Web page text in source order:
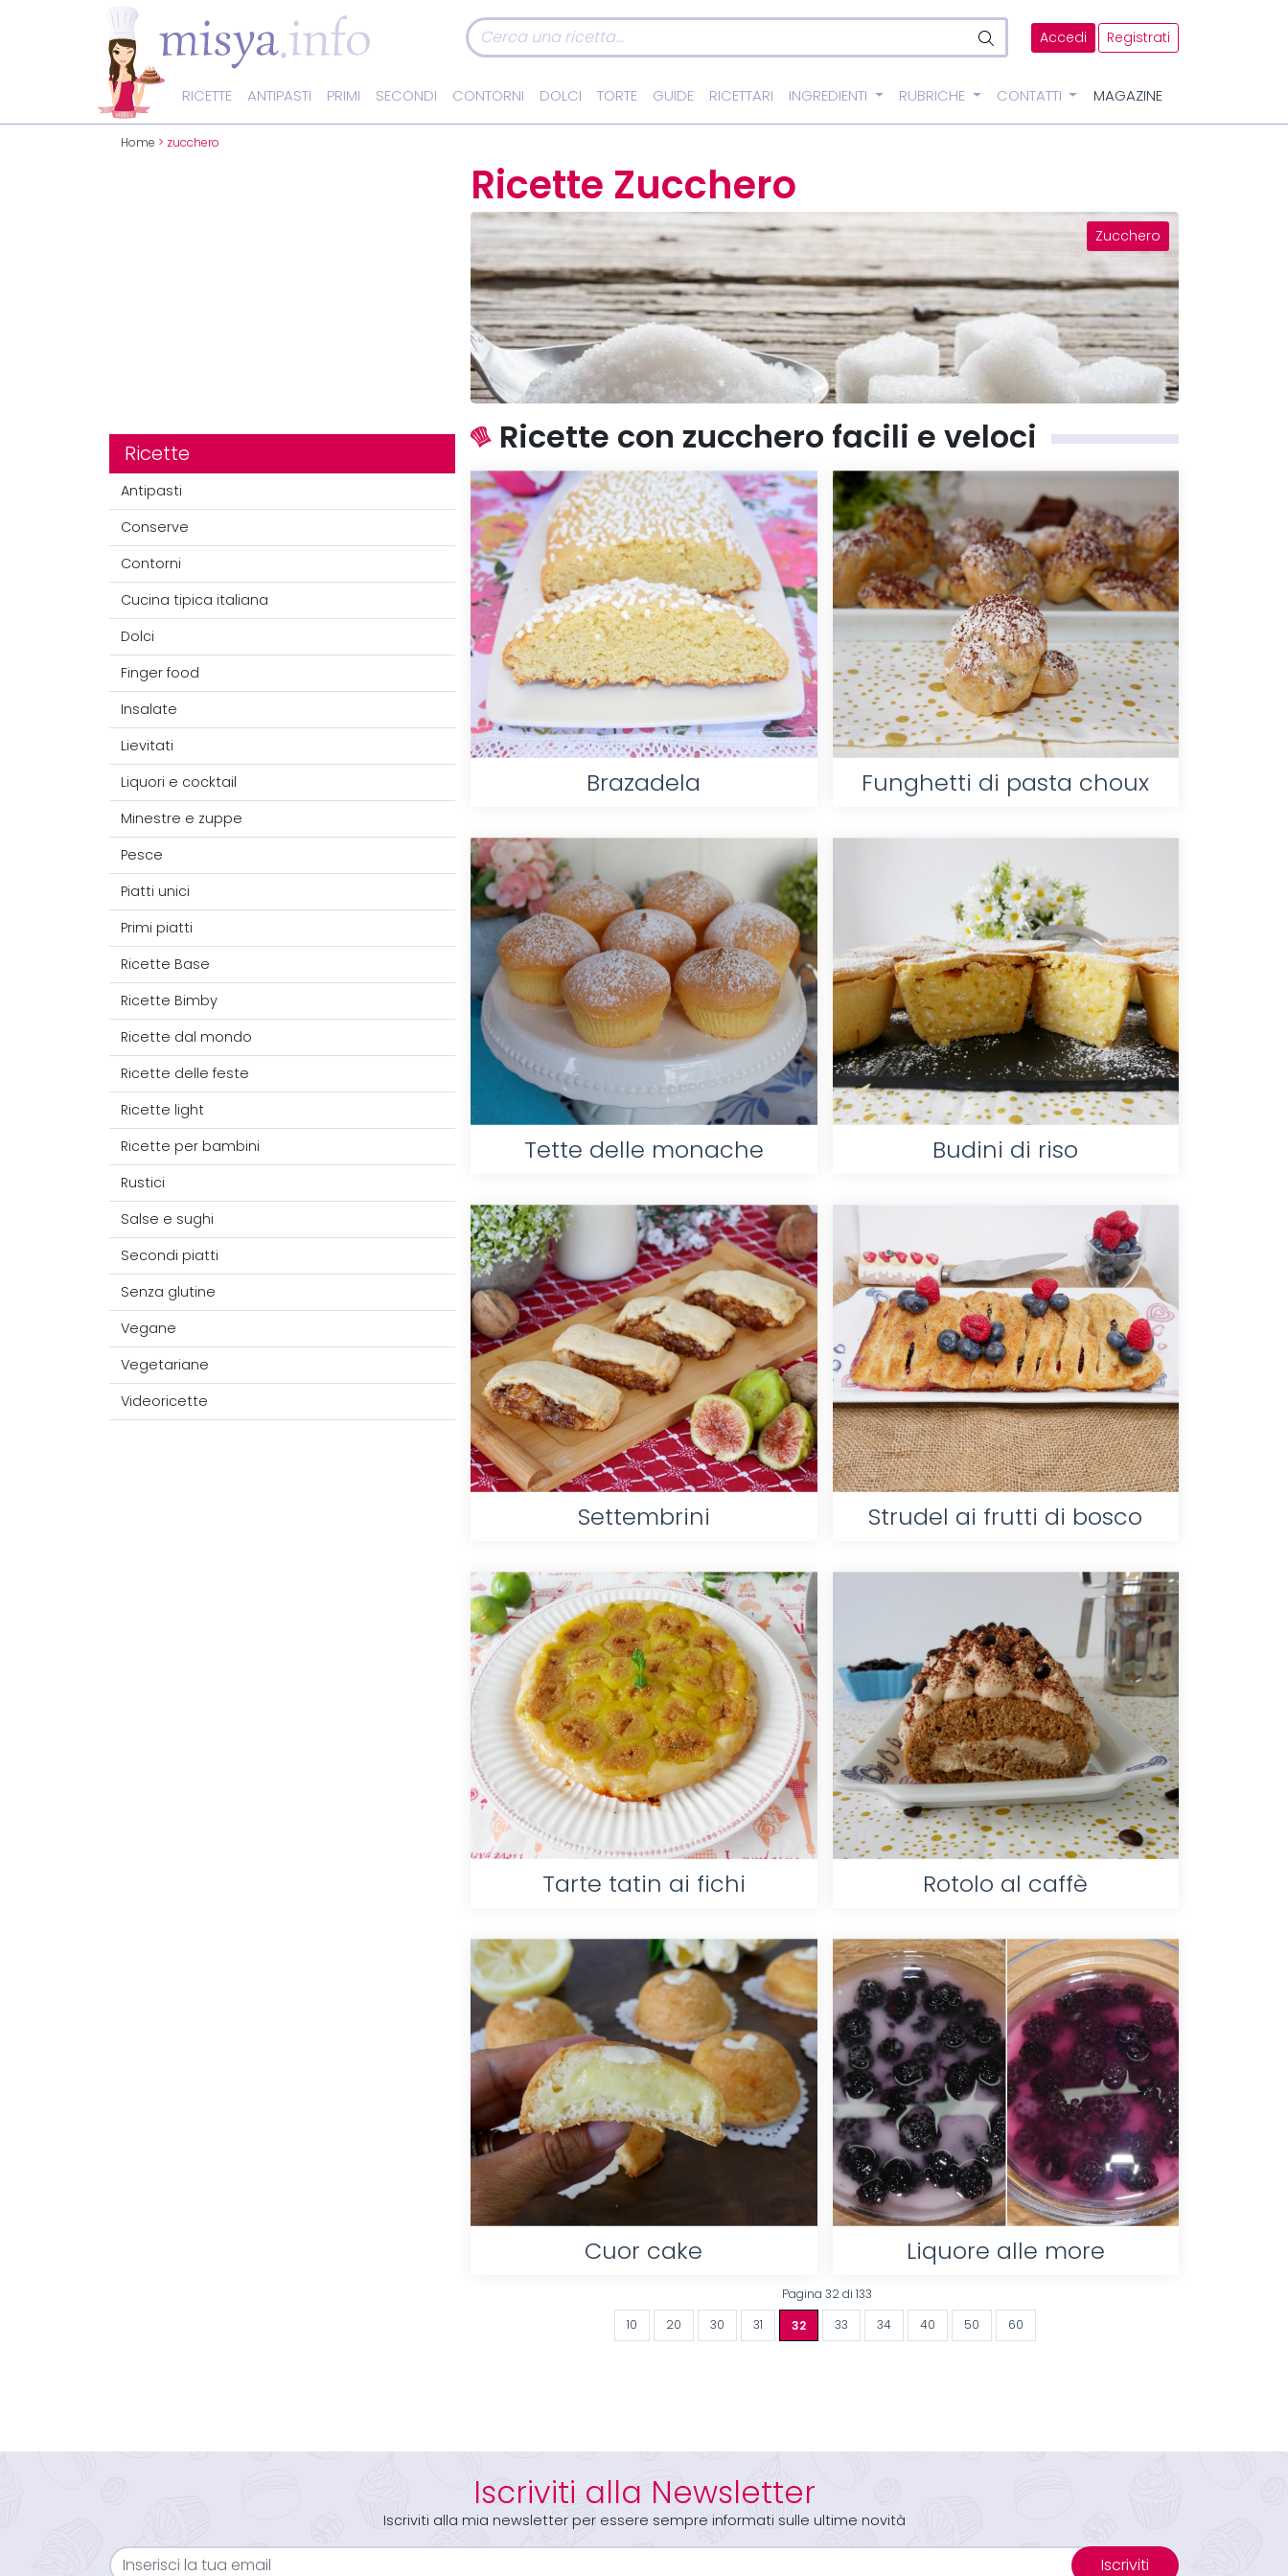
Accedi Registrati
RICETTE ANTIPASTI PRIMI SECONDI CONTORNI DOLCI TORTE GUIDE RICETTARI INGREDIENTI RUBRICHE CONTATTI MAGAZINE
Home > zucchero
Ricette
Antipasti
Conserve
Contorni
Cucina tipica italiana
Dolci
Finger food
Insalate
Lievitati
Liquori e cocktail
Minestre e zuppe
Pesce
Piatti unici
Primi piatti
Ricette Base
Ricette Bimby
Ricette dal mondo
Ricette delle feste
Ricette light
Ricette per bambini
Rustici
Salse e sughi
Secondi piatti
Senza glutine
Vegane
Vegetariane
Videoricette
Ricette Zucchero
Zucchero
Ricette con zucchero facili e veloci
Brazadela Funghetti di pasta choux
Tette delle monache Budini di riso
Settembrini Strudel ai frutti di bosco
Tarte tatin ai fichi Rotolo al caffè
Cuor cake Liquore alle more
Pagina 32 di 133
10 20 30 31 32 33 34 40 50 60
Iscriviti alla Newsletter
Iscriviti alla mia newsletter per essere sempre informati sulle ultime novità
Iscriviti